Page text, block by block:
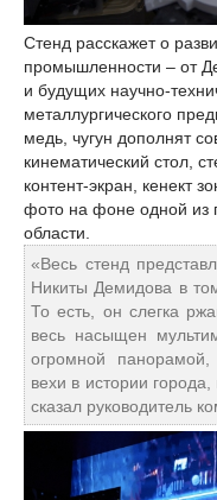
Стенд расскажет о
промышленности – от
и будущих научно-
металлургического
медь, чугун дополнят
кинематический стол,
контент-экран, кенект
фото на фоне одной из
области.
«Весь стенд
Никиты Демидова в
То есть, он слегка
весь насыщен
огромной
вехи в истории
сказал руководитель